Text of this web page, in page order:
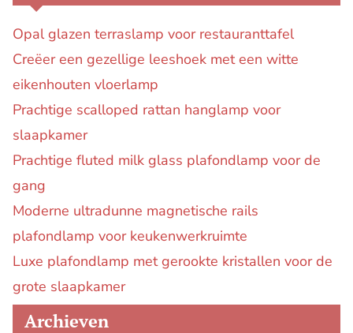
Opal glazen terraslamp voor restauranttafel
Creëer een gezellige leeshoek met een witte
eikenhouten vloerlamp
Prachtige scalloped rattan hanglamp voor
slaapkamer
Prachtige fluted milk glass plafondlamp voor de
gang
Moderne ultradunne magnetische rails
plafondlamp voor keukenwerkruimte
Luxe plafondlamp met gerookte kristallen voor de
grote slaapkamer
Archieven